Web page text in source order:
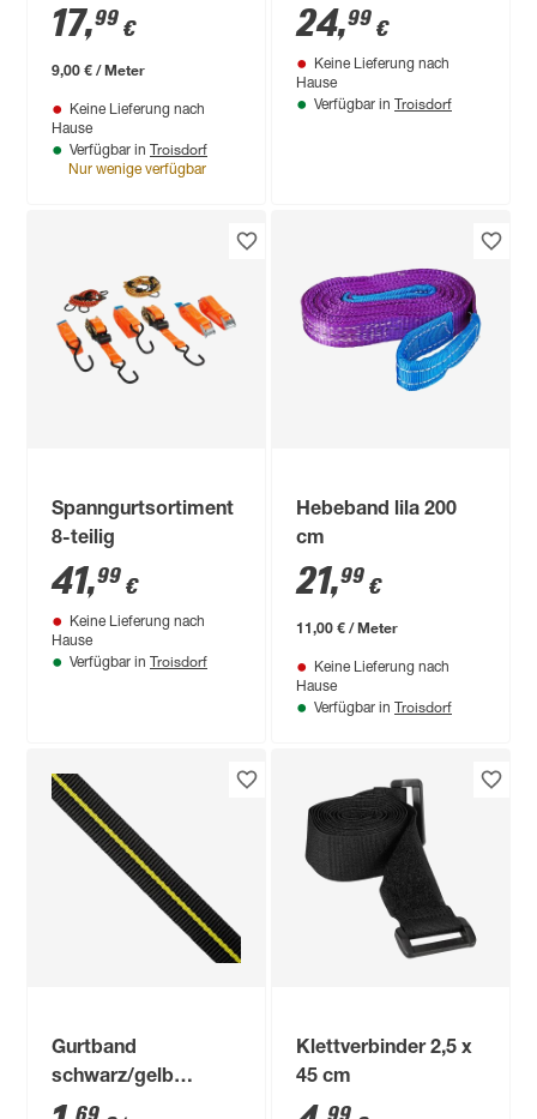
17,99 €
9,00 € / Meter
Keine Lieferung nach
Hause
Verfügbar in Troisdorf
Nur wenige verfügbar
24,99 €
Keine Lieferung nach
Hause
Verfügbar in Troisdorf
Spanngurtsortiment
8-teilig
41,99 €
Keine Lieferung nach
Hause
Verfügbar in Troisdorf
Hebeband lila 200
cm
21,99 €
11,00 € / Meter
Keine Lieferung nach
Hause
Verfügbar in Troisdorf
Gurtband
schwarz/gelb
Meterware 2,5 cm
Klettverbinder 2,5 x
45 cm